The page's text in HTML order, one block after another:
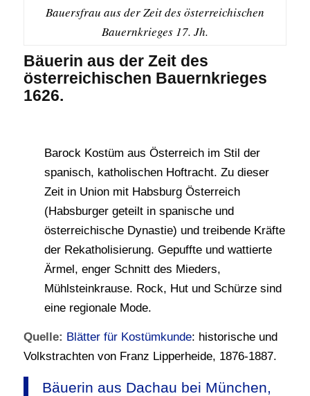
Bauersfrau aus der Zeit des österreichischen
Bauernkrieges 17. Jh.
Bäuerin aus der Zeit des
österreichischen Bauernkrieges
1626.
Barock Kostüm aus Österreich im Stil der
spanisch, katholischen Hoftracht. Zu dieser
Zeit in Union mit Habsburg Österreich
(Habsburger geteilt in spanische und
österreichische Dynastie) und treibende Kräfte
der Rekatholisierung. Gepuffte und wattierte
Ärmel, enger Schnitt des Mieders,
Mühlsteinkrause. Rock, Hut und Schürze sind
eine regionale Mode.
Quelle: Blätter für Kostümkunde: historische und
Volkstrachten von Franz Lipperheide, 1876-1887.
Bäuerin aus Dachau bei München,